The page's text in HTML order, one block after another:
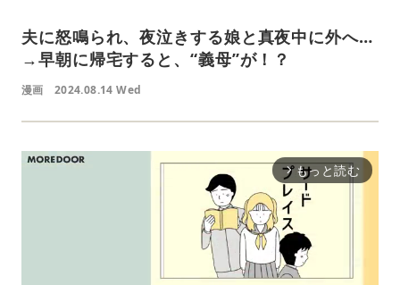
夫に怒鳴られ、夜泣きする娘と真夜中に外へ…
→早朝に帰宅すると、“義母”が！？
漫画 2024.08.14 Wed
arrow_forward_ios もっと読む